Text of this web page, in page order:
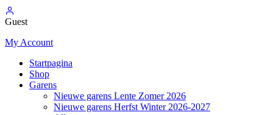
Guest
My Account
Startpagina
Shop
Garens
Nieuwe garens Lente Zomer 2026
Nieuwe garens Herfst Winter 2026-2027